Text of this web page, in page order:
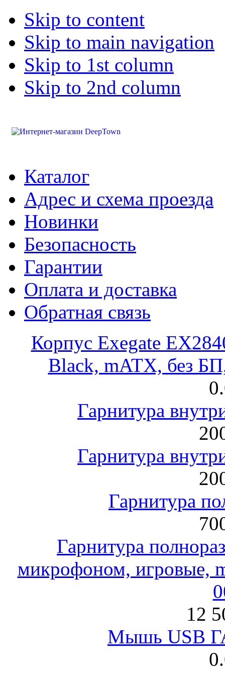
Skip to content
Skip to main navigation
Skip to 1st column
Skip to 2nd column
Каталог
Адрес и схема проезда
Новинки
Безопасность
Гарантии
Оплата и доставка
Обратная связь
Корпус Exegate
Black, mATX, без
Гарнитура
Гарнитура
Гарнитура
Гарнитура
микрофоном, игровые,
12
Мышь USB